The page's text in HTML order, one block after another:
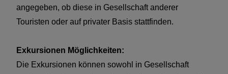
angegeben, ob diese in Gesellschaft anderer
Touristen oder auf privater Basis stattfinden.
Exkursionen Möglichkeiten:
Die Exkursionen können sowohl in Gesellschaft